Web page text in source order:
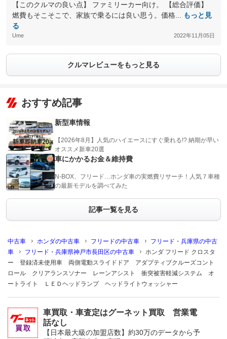
【このクルマの良い点】 ファミリーカー向け。 【総合評価】
燃費もそこそこで、家族で乗るには良い思う。価格...
もっと見
る
Ume 2022年11月05日
クルマレビューをもっと見る
おすすめ記事
新型車情報
【2026年8月】人気のハイエースにすぐ乗れる!? 納期が早い
オススメ新車20選
車にかかるお金＆維持費
N-BOX、フリード…ホンダ車の実燃費リサーチ！人気７車種
の最新モデルを調べてみた
記事一覧を見る
中古車 ホンダの中古車 フリードの中古車
フリード・兵庫県の中古
車
フリード・兵庫県神戸市長田区の中古車
ホンダ フリード クロスタ
ー 登録済未使用車 両側電動スライドドア アダプティブクルーズコント
ロール クリアランスソナー レーンアシスト 衝突被害軽減システム オ
ートライト ＬＥＤヘッドランプ ヘッドライトウォッシャー
車買取・車査定はグーネット買取 営業電
話なし
【日本最大級の加盟店数】約30万のデータから予